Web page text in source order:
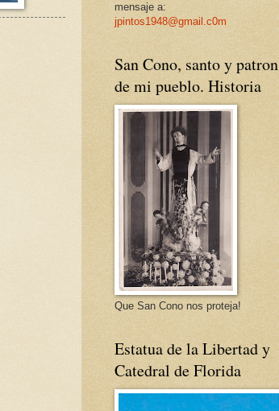
mensaje a:
jpintos1948@gmail.c0m
San Cono, santo y patron
de mi pueblo. Historia
Que San Cono nos proteja!
Estatua de la Libertad y
Catedral de Florida